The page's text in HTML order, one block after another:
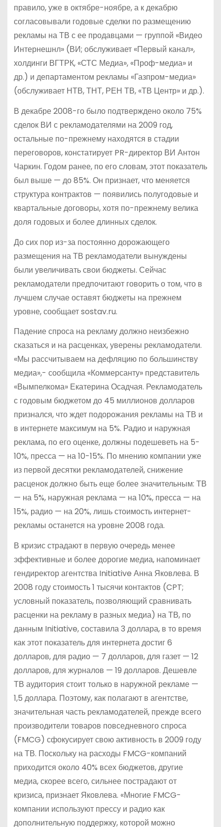
правило, уже в октябре-ноябре, а к декабрю
согласовывали годовые сделки по размещению
рекламы на ТВ с ее продавцами — группой «Видео
Интернешнл» (ВИ; обслуживает «Первый канал»,
холдинги ВГТРК, «СТС Медиа», «Проф-медиа» и
др.) и департаментом рекламы «Газпром-медиа»
(обслуживает НТВ, ТНТ, РЕН ТВ, «ТВ Центр» и др.).
В декабре 2008-го было подтверждено около 75%
сделок ВИ с рекламодателями на 2009 год,
остальные по-прежнему находятся в стадии
переговоров, констатирует PR-директор ВИ Антон
Чаркин. Годом ранее, по его словам, этот показатель
был выше — до 85%. Он признает, что меняется
структура контрактов — появились полугодовые и
квартальные договоры, хотя по-прежнему велика
доля годовых и более длинных сделок.
До сих пор из-за постоянно дорожающего
размещения на ТВ рекламодатели вынуждены
были увеличивать свои бюджеты. Сейчас
рекламодатели предпочитают говорить о том, что в
лучшем случае оставят бюджеты на прежнем
уровне, сообщает sostav.ru.
Падение спроса на рекламу должно неизбежно
сказаться и на расценках, уверены рекламодатели.
«Мы рассчитываем на дефляцию по большинству
медиа»,- сообщила «Коммерсанту» представитель
«Вымпелкома» Екатерина Осадчая. Рекламодатель
с годовым бюджетом до 45 миллионов долларов
признался, что ждет подорожания рекламы на ТВ и
в интернете максимум на 5%. Радио и наружная
реклама, по его оценке, должны подешеветь на 5-
10%, пресса — на 10-15%. По мнению компании уже
из первой десятки рекламодателей, снижение
расценок должно быть еще более значительным: ТВ
— на 5%, наружная реклама — на 10%, пресса — на
15%, радио — на 20%, лишь стоимость интернет-
рекламы останется на уровне 2008 года.
В кризис страдают в первую очередь менее
эффективные и более дорогие медиа, напоминает
гендиректор агентства Initiative Анна Яковлева. В
2008 году стоимость 1 тысячи контактов (CPT;
условный показатель, позволяющий сравнивать
расценки на рекламу в разных медиа) на ТВ, по
данным Initiative, составила 3 доллара, в то время
как этот показатель для интернета достиг 6
долларов, для радио — 7 долларов, для газет — 12
долларов, для журналов — 19 долларов. Дешевле
ТВ аудитория стоит только в наружной рекламе —
1,5 доллара. Поэтому, как полагают в агентстве,
значительная часть рекламодателей, прежде всего
производители товаров повседневного спроса
(FMCG) сфокусирует свою активность в 2009 году
на ТВ. Поскольку на расходы FMCG-компаний
приходится около 40% всех бюджетов, другие
медиа, скорее всего, сильнее пострадают от
кризиса, признает Яковлева. «Многие FMCG-
компании используют прессу и радио как
дополнительную поддержку, которой можно